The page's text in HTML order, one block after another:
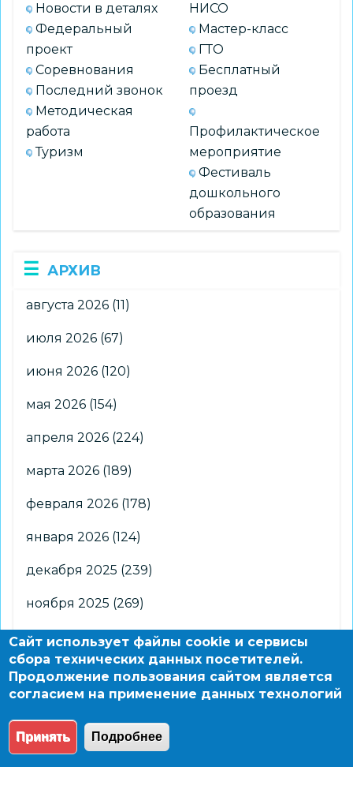
Новости в деталях
Федеральный
проект
Соревнования
Последний звонок
Методическая
работа
Туризм
НИСО
Мастер-класс
ГТО
Бесплатный
проезд
Профилактическое
мероприятие
Фестиваль
дошкольного
образования
АРХИВ
августа 2026 (11)
июля 2026 (67)
июня 2026 (120)
мая 2026 (154)
апреля 2026 (224)
марта 2026 (189)
февраля 2026 (178)
января 2026 (124)
декабря 2025 (239)
ноября 2025 (269)
октября 2025(266)
сентября 2025 (176)
августа 2025 (2)
© 2004 - 2026 Новосибирский информационно-
Сайт использует файлы cookie и сервисы
сбора технических данных посетителей.
Продолжение пользования сайтом является
согласием на применение данных технологий
Принять Подробнее